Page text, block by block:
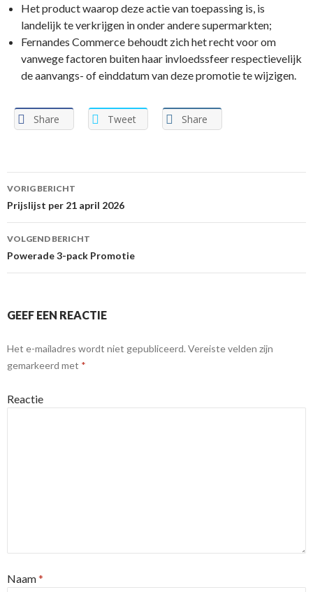
Het product waarop deze actie van toepassing is, is
landelijk te verkrijgen in onder andere supermarkten;
Fernandes Commerce behoudt zich het recht voor om
vanwege factoren buiten haar invloedssfeer respectievelijk
de aanvangs- of einddatum van deze promotie te wijzigen.
Share Tweet Share
Berichtnavigatie
VORIG BERICHT
Prijslijst per 21 april 2026
VOLGEND BERICHT
Powerade 3-pack Promotie
GEEF EEN REACTIE
Het e-mailadres wordt niet gepubliceerd.Vereiste velden zijn
gemarkeerd met *
Reactie
Naam*